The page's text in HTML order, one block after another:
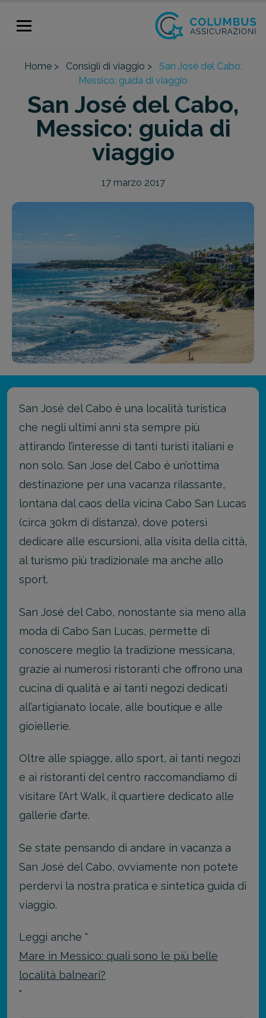
Home > Consigli di viaggio >
San José del Cabo,
Messico: guida di viaggio
San José del Cabo,
Messico: guida di
viaggio
17 marzo 2017
San José del Cabo è una località turistica
che negli ultimi anni sta sempre più
attirando l’interesse di tanti turisti italiani e
non solo. San Jose del Cabo è un’ottima
destinazione per una vacanza rilassante,
lontana dal caos della vicina Cabo San Lucas
(circa 30km di distanza), dove potersi
dedicare alle escursioni, alla visita della città,
al turismo più tradizionale ma anche allo
sport.
San José del Cabo, nonostante sia meno alla
moda di Cabo San Lucas, permette di
conoscere meglio la tradizione messicana,
grazie ai numerosi ristoranti che offrono una
cucina di qualità e ai tanti negozi dedicati
all’artigianato locale, alle boutique e alle
gioiellerie.
Oltre alle spiagge, allo sport, ai tanti negozi
e ai ristoranti del centro raccomandiamo di
visitare l’Art Walk, il quartiere dedicato alle
gallerie d’arte.
Se state pensando di andare in vacanza a
San José del Cabo, ovviamente non potete
perdervi la nostra pratica e sintetica guida di
viaggio.
Leggi anche "
Mare in Messico: quali sono le più belle
località balneari?
"